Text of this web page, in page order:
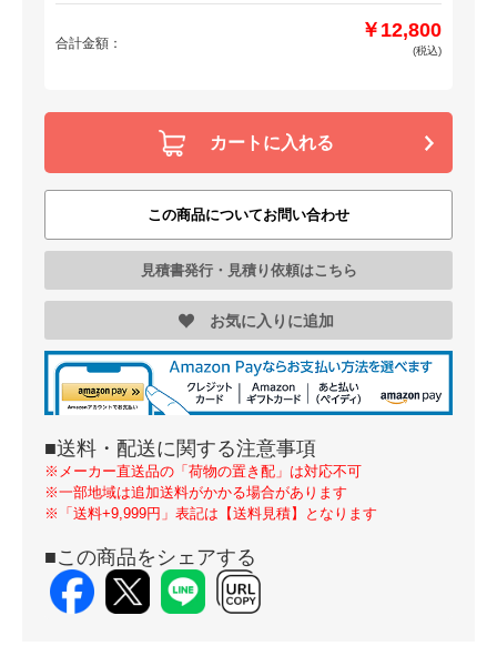
合計金額：
￥12,800
(税込)
カートに入れる
この商品についてお問い合わせ
見積書発行・見積り依頼はこちら
お気に入りに追加
■送料・配送に関する注意事項
※メーカー直送品の「荷物の置き配」は対応不可
※一部地域は追加送料がかかる場合があります
※「送料+9,999円」表記は【送料見積】となります
■この商品をシェアする